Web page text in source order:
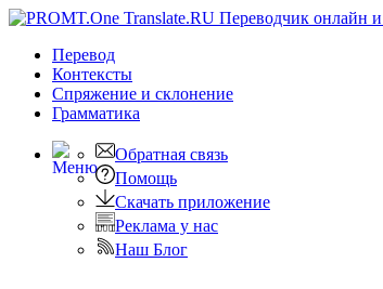
Перевод
Контексты
Спряжение и склонение
Грамматика
Обратная связь
Помощь
Скачать приложение
Реклама у нас
Наш Блог